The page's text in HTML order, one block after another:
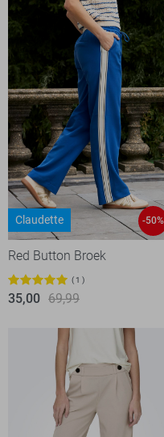
Claudette -50%
Red Button Broek
1
35,00 69,99